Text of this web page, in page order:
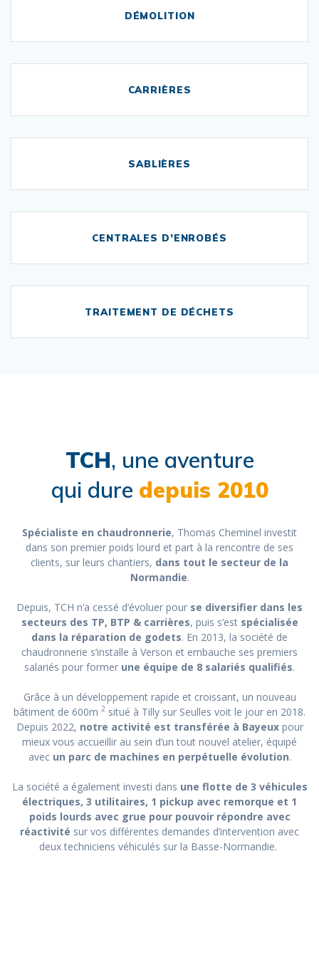
DÉMOLITION
CARRIÈRES
SABLIÈRES
CENTRALES D’ENROBÉS
TRAITEMENT DE DÉCHETS
TCH, une aventure
qui dure depuis 2010
Spécialiste en chaudronnerie, Thomas Cheminel investit
dans son premier poids lourd et part à la rencontre de ses
clients, sur leurs chantiers, dans tout le secteur de la
Normandie.
Depuis, TCH n’a cessé d’évoluer pour se diversifier dans les
secteurs des TP, BTP & carrières, puis s’est spécialisée
dans la réparation de godets. En 2013, la société de
chaudronnerie s’installe à Verson et embauche ses premiers
salariés pour former une équipe de 8 salariés qualifiés.
Grâce à un développement rapide et croissant, un nouveau
bâtiment de 600m 2situé à Tilly sur Seulles voit le jour en 2018.
Depuis 2022, notre activité est transférée à Bayeuxpour
mieux vous accueillir au sein d’un tout nouvel atelier, équipé
avec un parc de machines en perpétuelle évolution.
La société a également investi dans une flotte de 3 véhicules
électriques, 3 utilitaires, 1 pickup avec remorque et 1
poids lourds avec grue pour pouvoir répondre avec
réactivité sur vos différentes demandes d’intervention avec
deux techniciens véhiculés sur la Basse-Normandie.